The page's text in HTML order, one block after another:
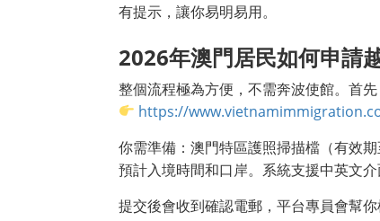
有提示，讓你易明易用。
2026年澳門居民如何申請
整個流程極為方便，不需奔波使館。首
https://
你需準備：澳門特區護照掃描檔（有效
預計入境時間和口岸。系統支援中英文
提交後會收到確認電郵，平台專員會幫